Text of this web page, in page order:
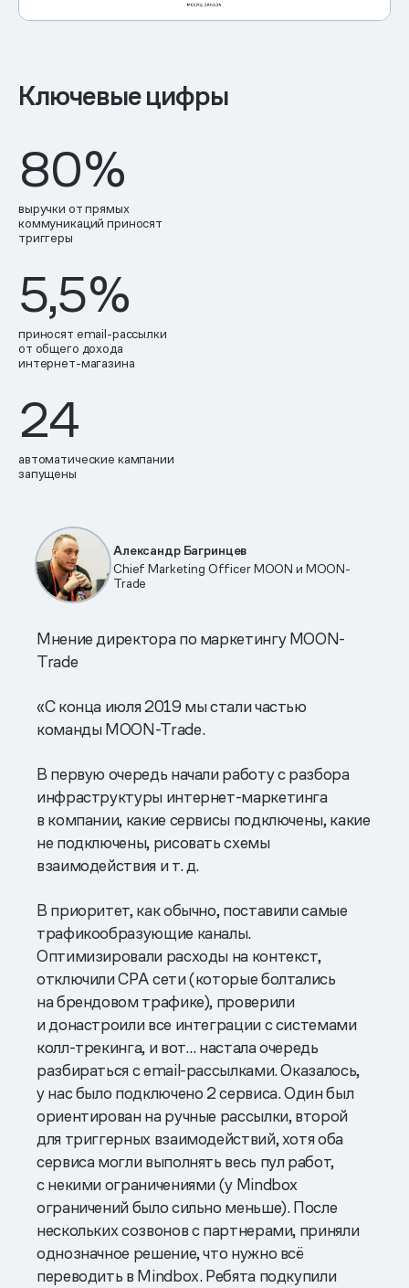
Ключевые цифры
80%
выручки от прямых
коммуникаций приносят
триггеры
5,5%
приносят email-рассылки
от общего дохода
интернет-магазина
24
автоматические кампании
запущены
Александр Багринцев
Chief Marketing Officer MOON и MOON-
Trade
Мнение директора по маркетингу MOON-
Trade
«С конца июля 2019 мы стали частью
команды MOON-Trade.
В первую очередь начали работу с разбора
инфраструктуры интернет-маркетинга
в компании, какие сервисы подключены, какие
не подключены, рисовать схемы
взаимодействия и т. д.
В приоритет, как обычно, поставили самые
трафикообразующие каналы.
Оптимизировали расходы на контекст,
отключили CPA сети (которые болтались
на брендовом трафике), проверили
и донастроили все интеграции с системами
колл-трекинга, и вот… настала очередь
разбираться с email-рассылками. Оказалось,
у нас было подключено 2 сервиса. Один был
ориентирован на ручные рассылки, второй
для триггерных взаимодействий, хотя оба
сервиса могли выполнять весь пул работ,
с некими ограничениями (у Mindbox
ограничений было сильно меньше). После
нескольких созвонов с партнерами, приняли
однозначное решение, что нужно всё
переводить в Mindbox. Ребята подкупили